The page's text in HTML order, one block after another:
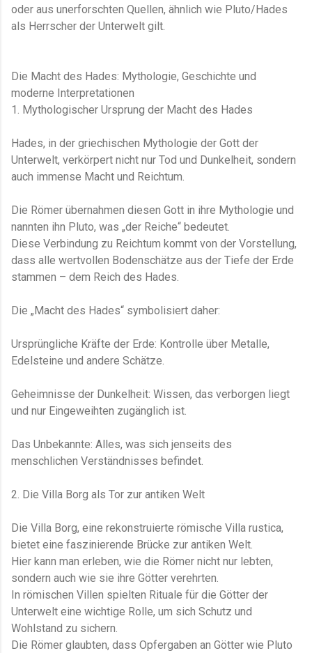
oder aus unerforschten Quellen, ähnlich wie Pluto/Hades
als Herrscher der Unterwelt gilt.
Die Macht des Hades: Mythologie, Geschichte und
moderne Interpretationen
1. Mythologischer Ursprung der Macht des Hades
Hades, in der griechischen Mythologie der Gott der
Unterwelt, verkörpert nicht nur Tod und Dunkelheit, sondern
auch immense Macht und Reichtum.
Die Römer übernahmen diesen Gott in ihre Mythologie und
nannten ihn Pluto, was „der Reiche“ bedeutet.
Diese Verbindung zu Reichtum kommt von der Vorstellung,
dass alle wertvollen Bodenschätze aus der Tiefe der Erde
stammen – dem Reich des Hades.
Die „Macht des Hades“ symbolisiert daher:
Ursprüngliche Kräfte der Erde: Kontrolle über Metalle,
Edelsteine und andere Schätze.
Geheimnisse der Dunkelheit: Wissen, das verborgen liegt
und nur Eingeweihten zugänglich ist.
Das Unbekannte: Alles, was sich jenseits des
menschlichen Verständnisses befindet.
2. Die Villa Borg als Tor zur antiken Welt
Die Villa Borg​, eine rekonstruierte römische Villa rustica,
bietet eine faszinierende Brücke zur antiken Welt.
Hier kann man erleben, wie die Römer nicht nur lebten,
sondern auch wie sie ihre Götter verehrten.
In römischen Villen spielten Rituale für die Götter der
Unterwelt eine wichtige Rolle, um sich Schutz und
Wohlstand zu sichern.
Die Römer glaubten, dass Opfergaben an Götter wie Pluto